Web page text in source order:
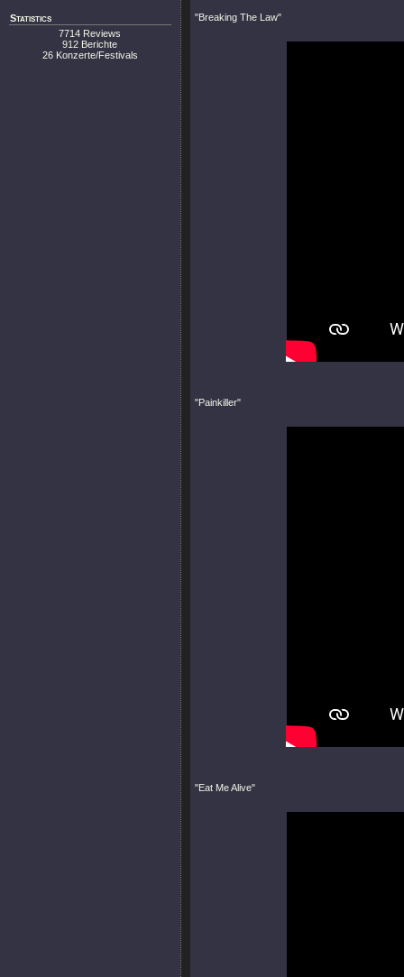
Statistics
7714 Reviews
912 Berichte
26 Konzerte/Festivals
"Breaking The Law"
"Painkiller"
"Eat Me Alive"